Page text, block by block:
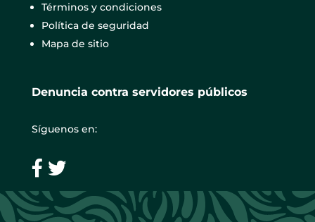
Términos y condiciones
Política de seguridad
Mapa de sitio
Denuncia contra servidores públicos
Síguenos en: